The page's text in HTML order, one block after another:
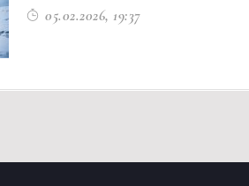
05.02.2026, 19:37